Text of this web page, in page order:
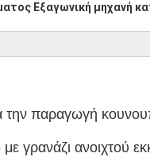
Εξαγωνική μηχανή
την παραγωγή
γρανάζι ανοιχτού